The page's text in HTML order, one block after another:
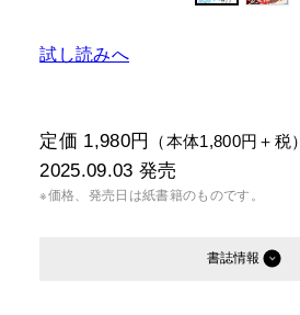
試し読みへ
定価 1,980円 （本体1,800円＋税）
2025.09.03 発売
※価格、発売日は紙書籍のものです。
書誌情報